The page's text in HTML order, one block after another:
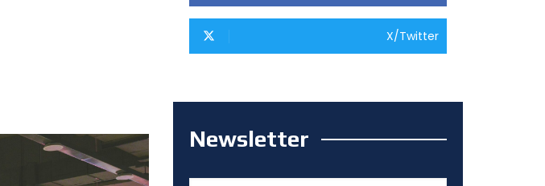
X/Twitter
Newsletter